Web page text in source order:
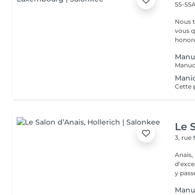
55-
Nous
vous
Le
3, rue
d'exception. Vous serez
y